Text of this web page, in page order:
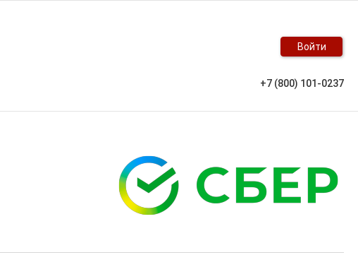
Войти
+7 (800) 101-0237